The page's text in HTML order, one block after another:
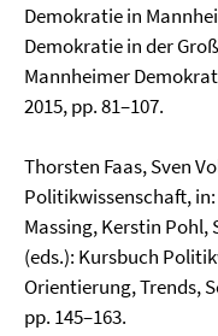
Demokratie in
Demokratie in der
Mannheimer
2015, pp. 81–107.
Thorsten Faas, Sven
Politikwissenschaft,
Massing, Kerstin Pohl,
(eds.): Kursbuch
Orientierung, Trends,
pp. 145–163.